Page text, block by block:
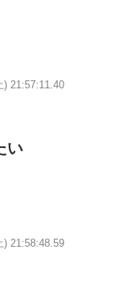
) 21:57:11.40
い
) 21:58:48.59